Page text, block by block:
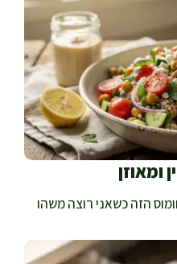
ומאוזן
הזה כשאני רוצה משהו